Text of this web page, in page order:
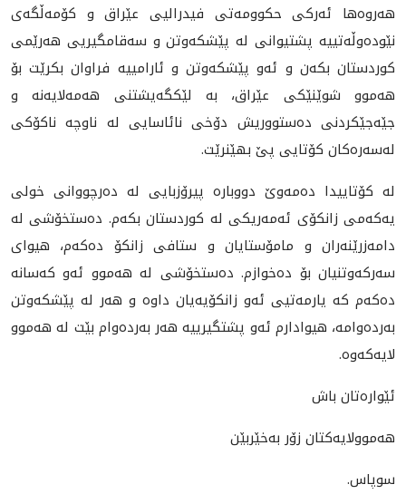
هەروەها ئەركی حكوومەتی فیدرالیی عێراق و كۆمەڵگەی
نێودەوڵەتییە پشتیوانی لە پێشكەوتن و سەقامگیریی هەرێمی
كوردستان بكه‌ن و ئەو پێشكەوتن و ئارامییە فراوان بكرێت بۆ
هەموو شوێنێكی عێراق، بە لێكگەیشتنی هەمەلایەنە و
جێەجێکردنى دەستووریش دۆخی نائاسایی لە ناوچە ناكۆكی
لەسەرەكان كۆتایی پێ بهێنرێت.
لە كۆتاییدا ده‌مه‌وێ دووبارە پیرۆزبایی لە دەرچووانی خولی
یەكەمی زانكۆی ئەمەریكی لە كوردستان بكەم. دەستخۆشی لە
دامەزرێنەران و مامۆستایان و ستافی زانكۆ دەكەم، هیوای
سەركەوتنیان بۆ دەخوازم. ده‌ستخۆشی له‌ هه‌موو ئه‌و كه‌سانه‌
ده‌كه‌م كه‌ یارمه‌تیی ئه‌و زانكۆیه‌یان داوه‌ و هه‌ر له‌ پێشكه‌وتن
به‌رده‌وامه‌، هیوادارم ئه‌و پشتگیرییه‌ هه‌ر به‌رده‌وام بێت له‌ هه‌موو
لایه‌كه‌وه‌.
ئێواره‌تان باش
هه‌موولایه‌كتان زۆر به‌خێربێن
سوپاس.